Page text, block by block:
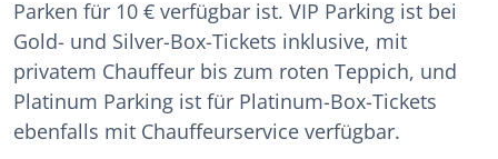
Parken für 10 € verfügbar ist. VIP Parking ist bei
Gold- und Silver-Box-Tickets inklusive, mit
privatem Chauffeur bis zum roten Teppich, und
Platinum Parking ist für Platinum-Box-Tickets
ebenfalls mit Chauffeurservice verfügbar.